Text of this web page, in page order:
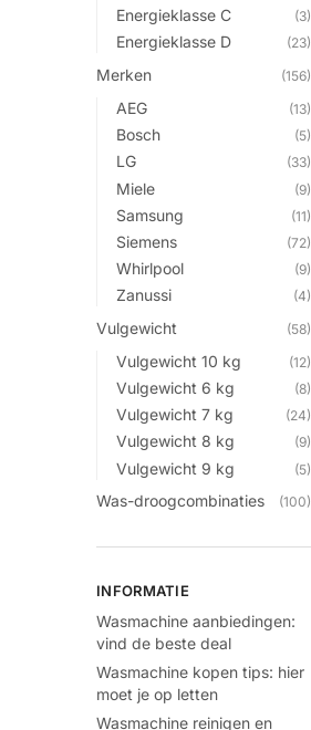
Energieklasse C (3)
Energieklasse D (23)
Merken (156)
AEG (13)
Bosch (5)
LG (33)
Miele (9)
Samsung (11)
Siemens (72)
Whirlpool (9)
Zanussi (4)
Vulgewicht (58)
Vulgewicht 10 kg (12)
Vulgewicht 6 kg (8)
Vulgewicht 7 kg (24)
Vulgewicht 8 kg (9)
Vulgewicht 9 kg (5)
Was-droogcombinaties (100)
INFORMATIE
Wasmachine aanbiedingen:
vind de beste deal
Wasmachine kopen tips: hier
moet je op letten
Wasmachine reinigen en